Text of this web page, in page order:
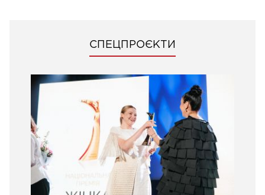
СПЕЦПРОЄКТИ